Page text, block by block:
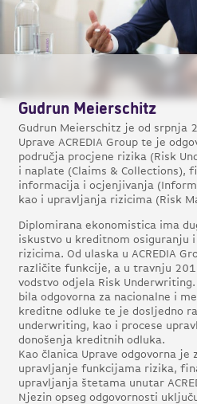
Gudrun Meierschitz
Gudrun Meierschitz je od srpnja
Uprave ACREDIA Group te je
područja procjene rizika (Risk
i naplate (Claims & Collections),
informacija i ocjenjivanja
kao i upravljanja rizicima (Risk
Diplomirana ekonomistica ima
iskustvo u kreditnom osiguranju
rizicima. Od ulaska u ACREDIA
različite funkcije, a u travnju
vodstvo odjela Risk
bila odgovorna za nacionalne i
kreditne odluke te je dosljedno
underwriting, kao i procese
donošenja kreditnih odluka.
Kao članica Uprave odgovorna je
upravljanje funkcijama rizika,
upravljanja štetama unutar
Njezin opseg odgovornosti